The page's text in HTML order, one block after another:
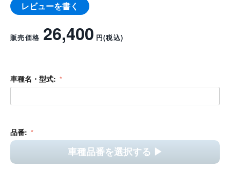
レビューを書く
販売価格 26,400 円(税込)
車種名・型式:
品番:
車種品番を選択する ▶︎